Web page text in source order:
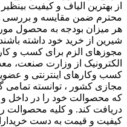
از بهترین الیاف و کیفیت
محترم ضمن مقایسه و بررسی
هر میزان بودجه به محصول
شیرین از خرید خود داشته
مجوزهای الزم برای کسب و کار
الکترونیک از وزارت صنعت،
کسب وکارهای اینترنتی و
مجازی کشور ، توانسته تمامی
که محصوالت خود را در داخل
دریافت کند. و کلیه محصوالت
کیفیت و قیمت به دست